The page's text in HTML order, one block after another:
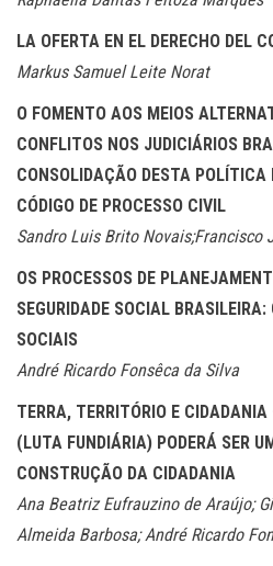
LA OFERTA EN EL DERECHO DEL
Markus Samuel Leite Norat
O FOMENTO AOS MEIOS
CONFLITOS NOS JUDICIÁRIOS
CONSOLIDAÇÃO DESTA POLÍTICA
CÓDIGO DE PROCESSO CIVIL
Sandro Luis Brito Novais;Francisco
OS PROCESSOS DE
SEGURIDADE SOCIAL
SOCIAIS
André Ricardo Fonsêca da Silva
TERRA, TERRITÓRIO E
(LUTA FUNDIÁRIA) PODERÁ SER
CONSTRUÇÃO DA CIDADANIA
Ana Beatriz Eufrauzino de Araújo;
Almeida Barbosa; André Ricardo